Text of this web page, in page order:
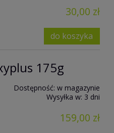
30,00 zł
do koszyka
175g
Dostępność: w magazynie
Wysyłka w: 3 dni
159,00 zł